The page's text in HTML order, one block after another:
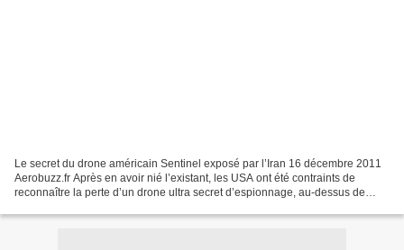
Le secret du drone américain Sentinel exposé par l’Iran 16 décembre 2011
Aerobuzz.fr Après en avoir nié l’existant, les USA ont été contraints de
reconnaître la perte d’un drone ultra secret d’espionnage, au-dessus de